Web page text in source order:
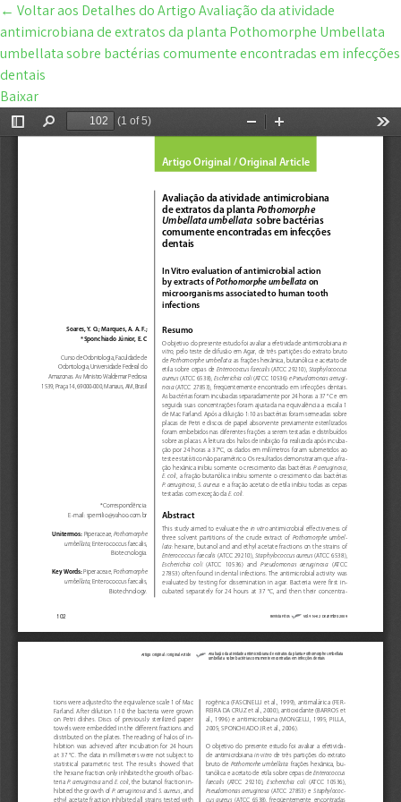
← Voltar aos Detalhes do ArtigoAvaliação da atividade
antimicrobiana de extratos da planta Pothomorphe Umbellata
umbellata sobre bactérias comumente encontradas em infecções
dentais
Baixar